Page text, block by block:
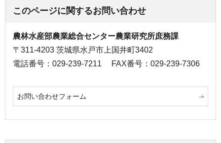
このページに関するお問い合わせ
農林水産部農業総合センター農業研究所庶務課
〒311-4203 茨城県水戸市上国井町3402
電話番号：029-239-7211
FAX番号：029-239-7306
お問い合わせフォーム